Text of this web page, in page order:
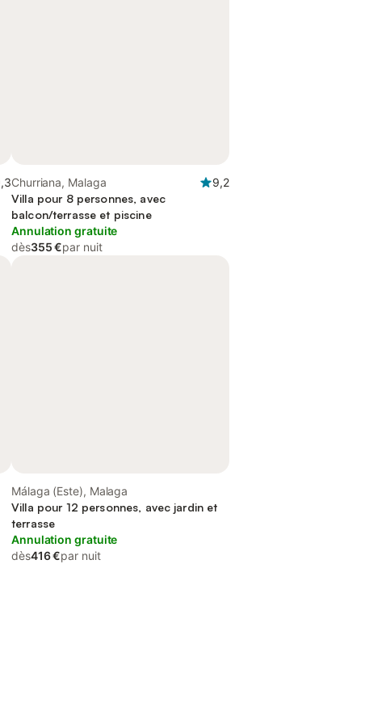
Churriana, Malaga
9,2
Villa pour 8 personnes, avec
balcon/terrasse et piscine
Annulation gratuite
dès355 €par nuit
Málaga (Este), Malaga
Villa pour 12 personnes, avec jardin et
terrasse
Annulation gratuite
dès416 €par nuit